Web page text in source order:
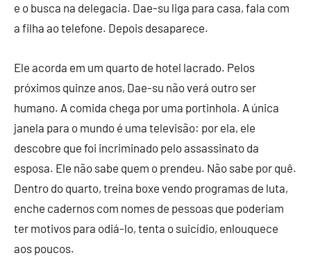
e o busca na delegacia. Dae-su liga para casa, fala com
a filha ao telefone. Depois desaparece.
Ele acorda em um quarto de hotel lacrado. Pelos
próximos quinze anos, Dae-su não verá outro ser
humano. A comida chega por uma portinhola. A única
janela para o mundo é uma televisão: por ela, ele
descobre que foi incriminado pelo assassinato da
esposa. Ele não sabe quem o prendeu. Não sabe por quê.
Dentro do quarto, treina boxe vendo programas de luta,
enche cadernos com nomes de pessoas que poderiam
ter motivos para odiá-lo, tenta o suicídio, enlouquece
aos poucos.